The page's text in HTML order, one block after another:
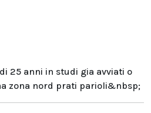
25 anni in studi gia avviati o
zona nord prati parioli&nbsp;